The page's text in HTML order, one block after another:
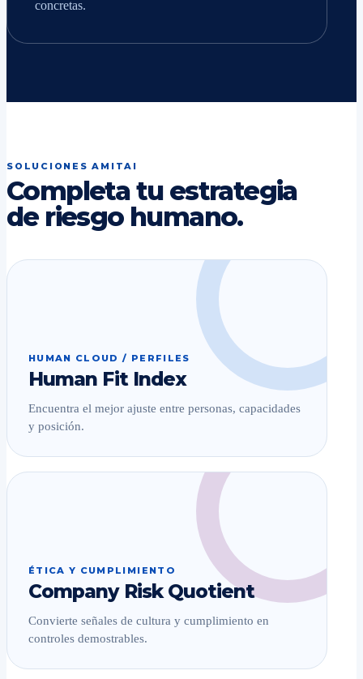
concretas.
SOLUCIONES AMITAI
Completa tu estrategia
de riesgo humano.
HUMAN CLOUD / PERFILES
Human Fit Index
Encuentra el mejor ajuste entre personas, capacidades
y posición.
ÉTICA Y CUMPLIMIENTO
Company Risk Quotient
Convierte señales de cultura y cumplimiento en
controles demostrables.